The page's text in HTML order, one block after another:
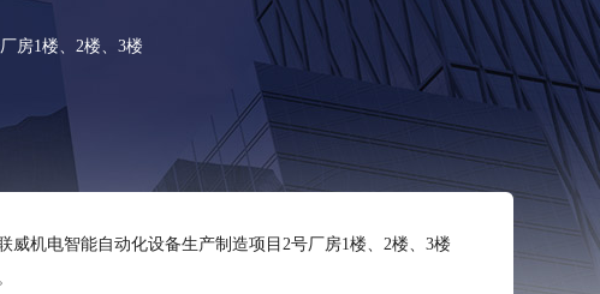
房1楼、2楼、3楼
机电智能自动化设备生产制造项目2号厂房1楼、2楼、3楼